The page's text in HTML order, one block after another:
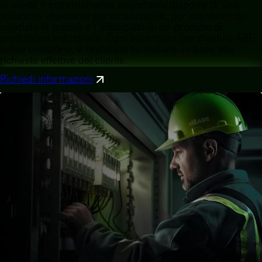
richieste effettive del cliente.
Richiedi informazioni